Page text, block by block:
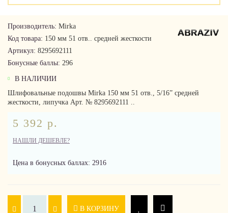
Производитель: Mirka
Код товара: 150 мм 51 отв.. средней жесткости
Артикул: 8295692111
Бонусные баллы: 296
В НАЛИЧИИ
Шлифовальные подошвы Mirka 150 мм 51 отв., 5/16” средней
жесткости, липучка Арт. № 8295692111 ..
5 392 р.
НАШЛИ ДЕШЕВЛЕ?
Цена в бонусных баллах: 2916
В КОРЗИНУ